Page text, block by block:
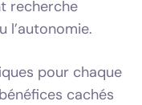
recherche
l’autonomie.
pour chaque
cachés